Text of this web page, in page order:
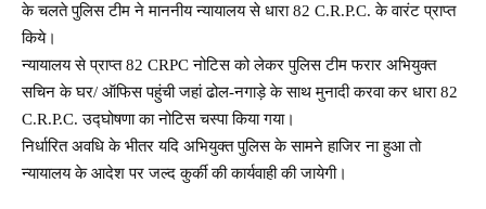
के चलते पुलिस टीम ने माननीय न्यायालय से धारा 82 C.R.P.C. के वारंट प्राप्त
किये।
न्यायालय से प्राप्त 82 CRPC नोटिस को लेकर पुलिस टीम फरार अभियुक्त
सचिन के घर/ ऑफिस पहुंची जहां ढोल-नगाड़े के साथ मुनादी करवा कर धारा 82
C.R.P.C. उद्घोषणा का नोटिस चस्पा किया गया।
निर्धारित अवधि के भीतर यदि अभियुक्त पुलिस के सामने हाजिर ना हुआ तो
न्यायालय के आदेश पर जल्द कुर्की की कार्यवाही की जायेगी।